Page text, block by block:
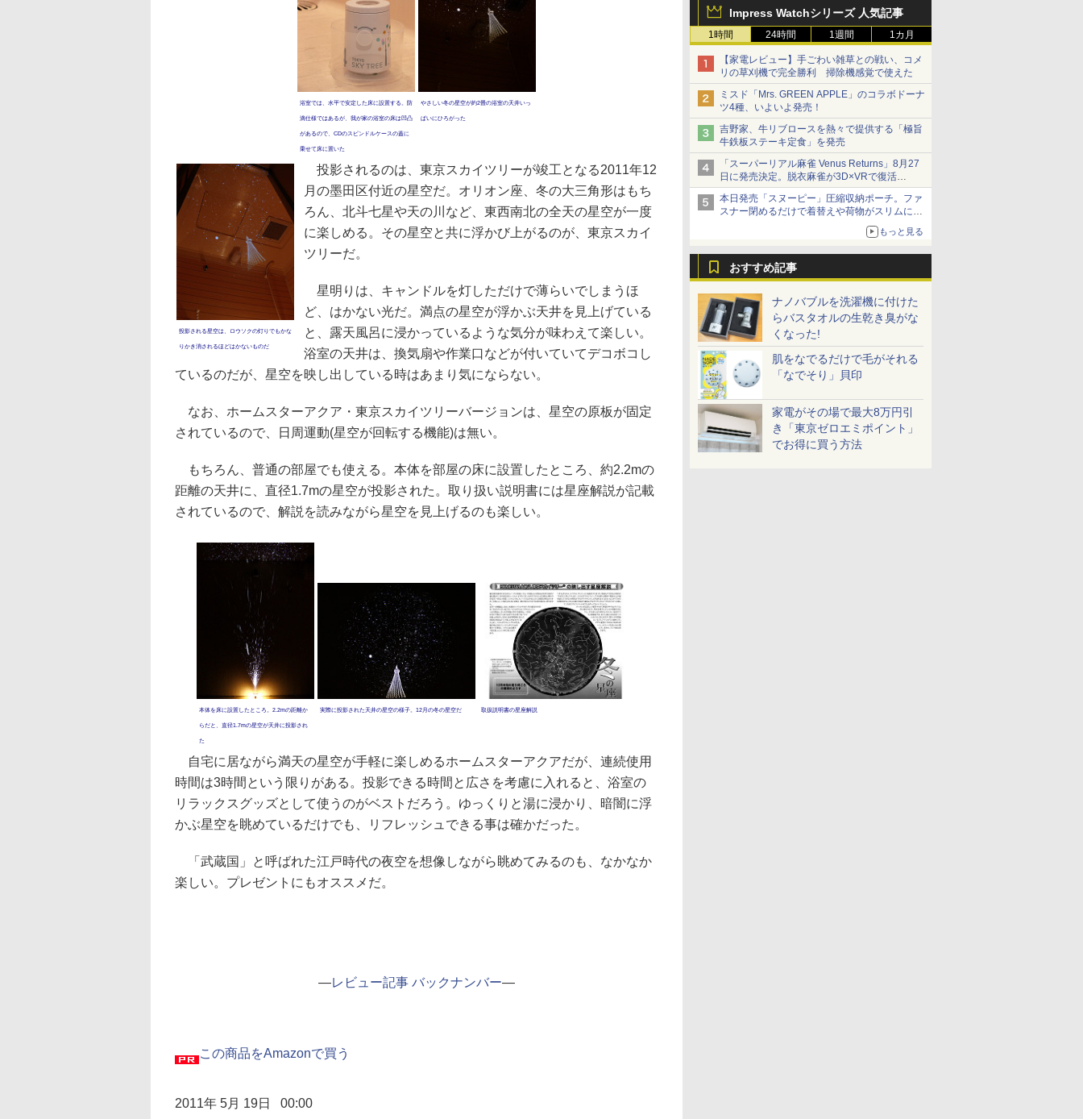
Impress Watchシリーズ 人気記事
1時間 24時間 1週間 1カ月
【家電レビュー】手ごわい雑草との戦い、コメ
リの草刈機で完全勝利 掃除機感覚で使えた
ミスド「Mrs. GREEN APPLE」のコラボドーナ
ツ4種、いよいよ発売！
吉野家、牛リブロースを熱々で提供する「極旨
牛鉄板ステーキ定食」を発売
「スーパーリアル麻雀 Venus Returns」8月27
日に発売決定。脱衣麻雀が3D×VRで復活
発売から2週間は20%オフになるセールが実施
本日発売「スヌーピー」圧縮収納ポーチ。ファ
スナー閉めるだけで着替えや荷物がスリムにま
もっと見る
おすすめ記事
ナノバブルを洗濯機に付けた
らバスタオルの生乾き臭がな
くなった!
肌をなでるだけで毛がそれる
「なでそり」貝印
家電がその場で最大8万円引
き「東京ゼロエミポイント」
でお得に買う方法
浴室では、水平で安定した床に設置する。防
滴仕様ではあるが、我が家の浴室の床は凹凸
があるので、CDのスピンドルケースの蓋に
乗せて床に置いた
やさしい冬の星空が約2畳の浴室の天井いっ
ぱいにひろがった
投影される星空は、ロウソクの灯りでもかな
りかき消されるほどはかないものだ
投影されるのは、東京スカイツリーが竣工となる2011年12
月の墨田区付近の星空だ。オリオン座、冬の大三角形はもち
ろん、北斗七星や天の川など、東西南北の全天の星空が一度
に楽しめる。その星空と共に浮かび上がるのが、東京スカイ
ツリーだ。
星明りは、キャンドルを灯しただけで薄らいでしまうほ
ど、はかない光だ。満点の星空が浮かぶ天井を見上げている
と、露天風呂に浸かっているような気分が味わえて楽しい。
浴室の天井は、換気扇や作業口などが付いていてデコボコし
ているのだが、星空を映し出している時はあまり気にならない。
なお、ホームスターアクア・東京スカイツリーバージョンは、星空の原板が固定
されているので、日周運動(星空が回転する機能)は無い。
もちろん、普通の部屋でも使える。本体を部屋の床に設置したところ、約2.2mの
距離の天井に、直径1.7mの星空が投影された。取り扱い説明書には星座解説が記載
されているので、解説を読みながら星空を見上げるのも楽しい。
本体を床に設置したところ。2.2mの距離か
らだと、直径1.7mの星空が天井に投影され
た
実際に投影された天井の星空の様子。12月の冬の星空だ 取扱説明書の星座解説
自宅に居ながら満天の星空が手軽に楽しめるホームスターアクアだが、連続使用
時間は3時間という限りがある。投影できる時間と広さを考慮に入れると、浴室の
リラックスグッズとして使うのがベストだろう。ゆっくりと湯に浸かり、暗闇に浮
かぶ星空を眺めているだけでも、リフレッシュできる事は確かだった。
「武蔵国」と呼ばれた江戸時代の夜空を想像しながら眺めてみるのも、なかなか
楽しい。プレゼントにもオススメだ。
―レビュー記事 バックナンバー―
この商品をAmazonで買う
2011年 5月 19日 00:00